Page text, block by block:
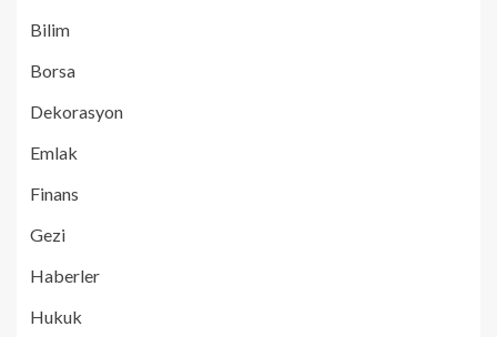
Bilim
Borsa
Dekorasyon
Emlak
Finans
Gezi
Haberler
Hukuk